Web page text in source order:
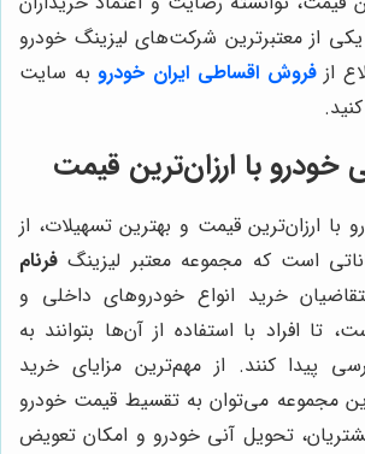
از معتبرترین شرکت‌های لیزینگ خودرو
ازفروش اقساطی ایران خودروبه سایت
با ارزان‌ترین قیمت
ارزان‌ترین قیمت و بهترین تسهیلات، از
است که مجموعه معتبر لیزینگ فرنام
خرید انواع خودروهای داخلی و
تا افراد با استفاده از آن‌ها بتوانند به
پیدا کنند. از مهم‌ترین مزایای خرید
مجموعه می‌توان به تقسیط قیمت خودرو
تحویل آنی خودرو و امکان تعویض